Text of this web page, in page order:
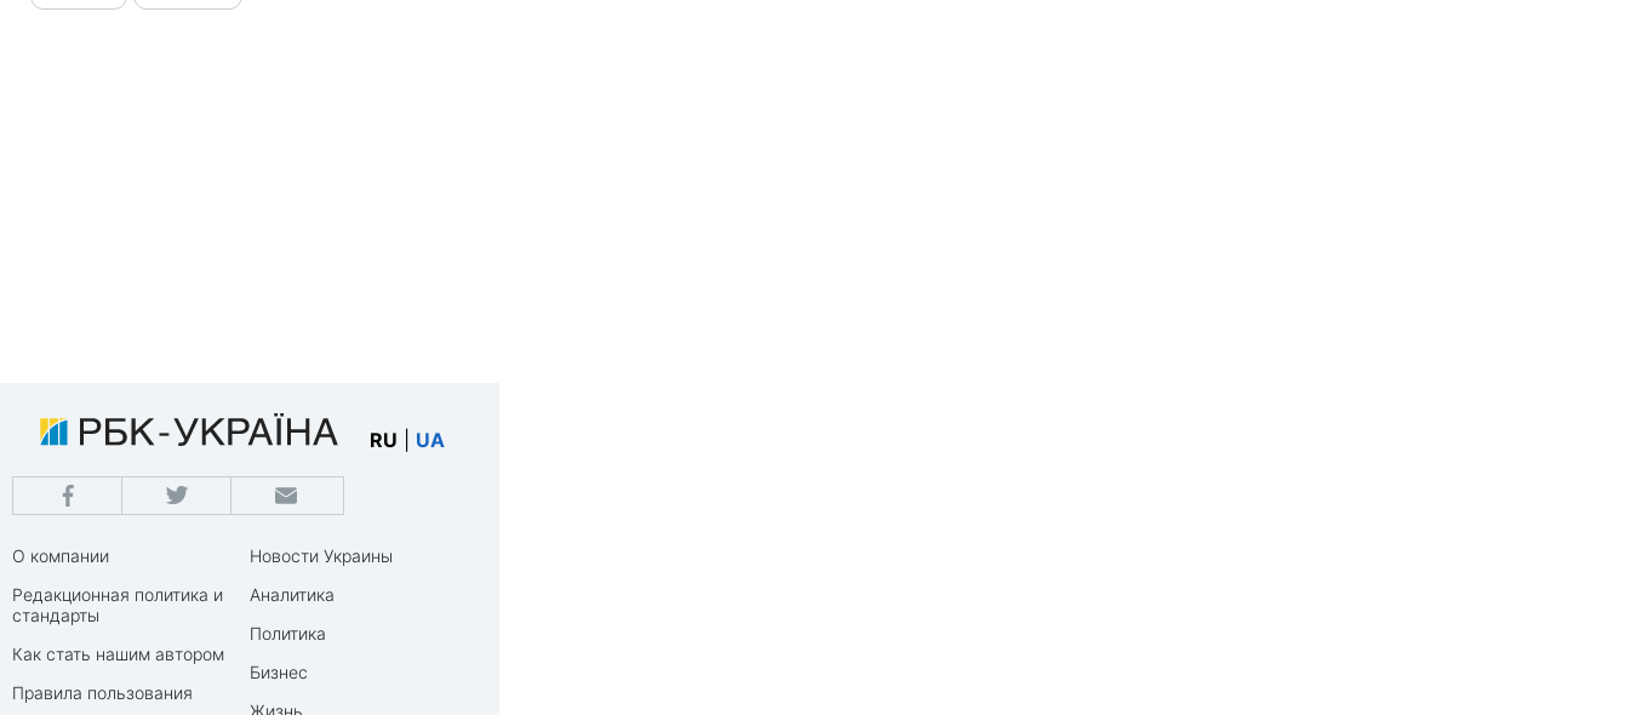
RU UA
О компании
Редакционная политика и
стандарты
Как стать нашим автором
Правила пользования
Новости Украины
Аналитика
Политика
Бизнес
Жизнь